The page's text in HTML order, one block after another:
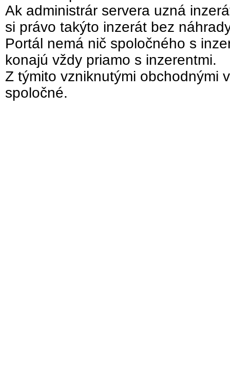
Ak administrár servera uzná
si právo takýto inzerát bez
Portál nemá nič spoločného s
konajú vždy priamo s inzerentmi.
Z týmito vzniknutými obchodnými
spoločné.